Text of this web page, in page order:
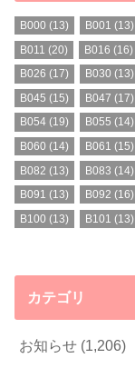
B000 (13) B001 (13)
B011 (20) B016 (16)
B026 (17) B030 (13)
B045 (15) B047 (17)
B054 (19) B055 (14)
B060 (14) B061 (15)
B082 (13) B083 (14)
B091 (13) B092 (16)
B100 (13) B101 (13)
カテゴリ
お知らせ (1,206)